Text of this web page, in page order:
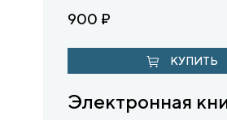
900 ₽
КУПИТЬ
Электронная